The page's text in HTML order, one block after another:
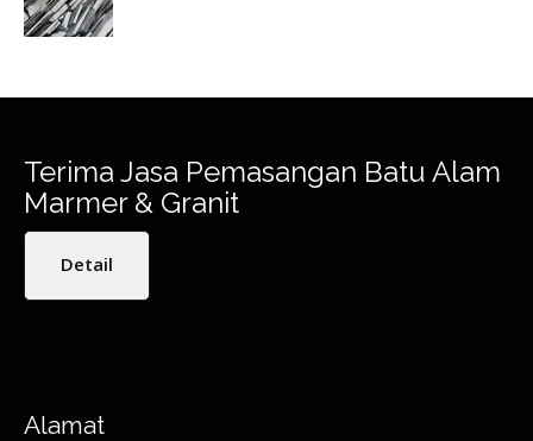
Terima Jasa Pemasangan Batu Alam
Marmer & Granit
Detail
Alamat